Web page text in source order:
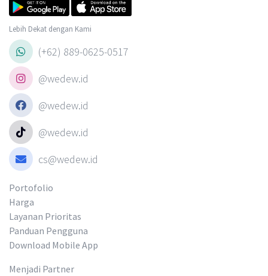
Lebih Dekat dengan Kami
(+62) 889-0625-0517
@wedew.id
@wedew.id
@wedew.id
cs@wedew.id
Portofolio
Harga
Layanan Prioritas
Panduan Pengguna
Download Mobile App
Menjadi Partner